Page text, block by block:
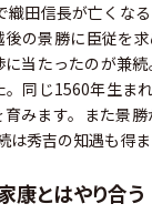
田信長が亡くな
の景勝に臣従を
当たったのが兼
同じ1560年生ま
みます。また景
秀吉の知遇も得ま
康とはやり合う